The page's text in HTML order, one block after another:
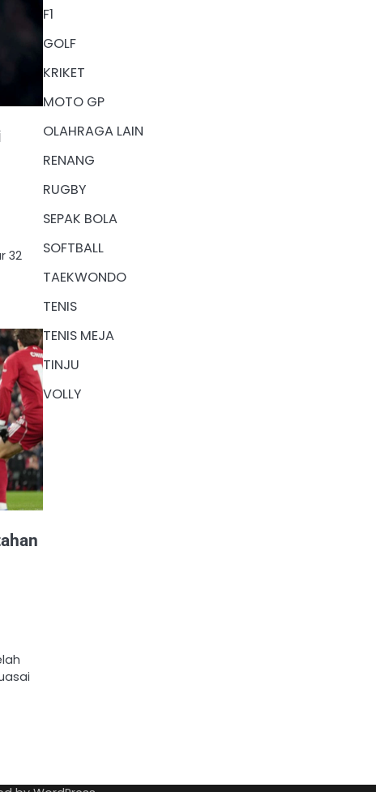
32
F1
GOLF
KRIKET
MOTO GP
OLAHRAGA LAIN
RENANG
RUGBY
SEPAK BOLA
SOFTBALL
TAEKWONDO
TENIS
TENIS MEJA
TINJU
VOLLY